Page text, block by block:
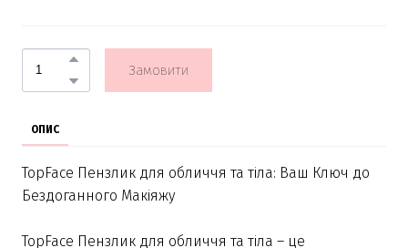
Замовити
ОПИС
TopFace Пензлик для обличчя та тіла: Ваш Ключ до
Бездоганного Макіяжу
TopFace Пензлик для обличчя та тіла – це